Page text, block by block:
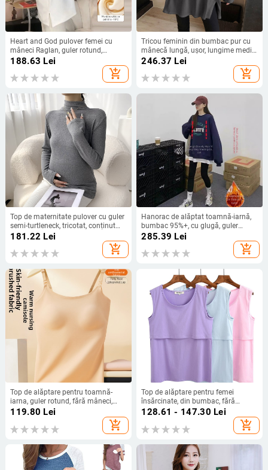
Heart and God pulover femei cu
mâneci Raglan, guler rotund,
lungime medie, țesătură De Velvet,
fibre de celuloză regenerată 50–
70%, acril <30%
188.63 Lei
add_shopping_cart
Tricou feminin din bumbac pur cu
mânecă lungă, ușor, lungime medie,
croială lejeră, strat de bază pentru
246.37 Lei
add_shopping_cart
Top de maternitate pulover cu guler
semi-turtleneck, tricotat, conținut
principal 30–50%, mâneci lungi,
181.22 Lei
add_shopping_cart
Hanorac de alăptat toamnă-iarnă,
bumbac 95%+, cu glugă, guler
rotund, mâneci lungi, căptușit cu
fleece, deschidere pentru alăptare
285.39 Lei
add_shopping_cart
Top de alăptare pentru toamnă-
iarna, guler rotund, fără mâneci,
țesătură nailon; compoziție
principală: len 80%; unicolor.
119.80 Lei
add_shopping_cart
Top de alăptare pentru femei
însărcinate, din bumbac, fără
mâneci, bază postpartum, cu
căptușeală de fleece pentru toamnă
iarnă, plus mărime
128.61 - 147.30 Lei
add_shopping_cart